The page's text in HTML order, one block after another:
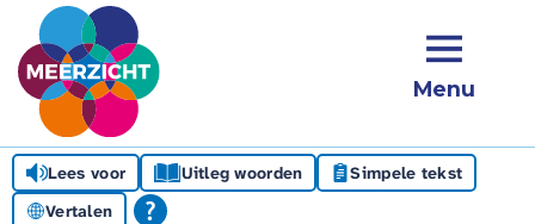
Menu
Lees voor Uitleg woorden
Simpele tekst
Vertalen